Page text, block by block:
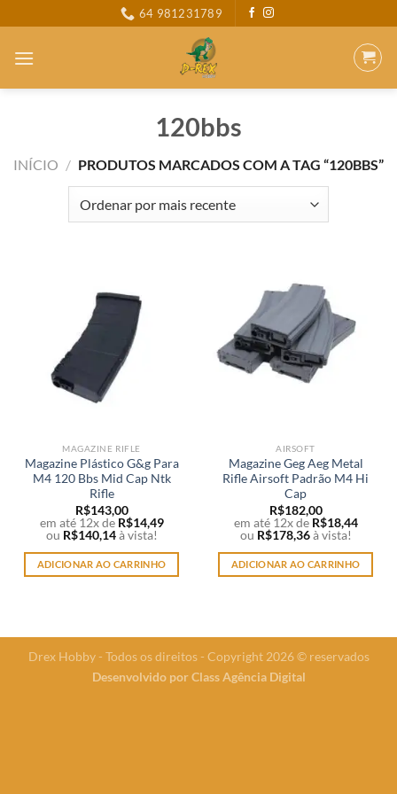
to
content
64 981231789
120bbs
INÍCIO / PRODUTOS MARCADOS COM A TAG “120BBS”
MAGAZINE RIFLE
Magazine Plástico G&g Para
M4 120 Bbs Mid Cap Ntk
Rifle
R$143,00
em até 12x de R$14,49
ou R$140,14 à vista!
ADICIONAR AO CARRINHO
AIRSOFT
Magazine Geg Aeg Metal
Rifle Airsoft Padrão M4 Hi
Cap
R$182,00
em até 12x de R$18,44
ou R$178,36 à vista!
ADICIONAR AO CARRINHO
Drex Hobby - Todos os direitos - Copyright 2026 © reservados
Desenvolvido porClass Agência Digital